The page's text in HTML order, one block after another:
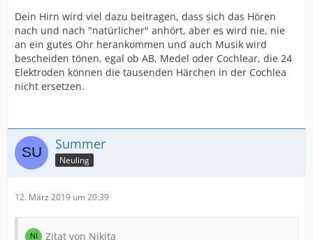
Dein Hirn wird viel dazu beitragen, dass sich das Hören
nach und nach "natürlicher" anhört, aber es wird nie, nie
an ein gutes Ohr herankommen und auch Musik wird
bescheiden tönen, egal ob AB, Medel oder Cochlear, die 24
Elektroden können die tausenden Härchen in der Cochlea
nicht ersetzen.
Summer
Neuling
12. März 2019 um 20:39
Zitat von Nikita